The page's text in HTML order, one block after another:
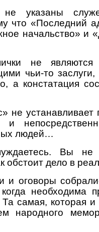
указаны
что «Последний
начальство» и
не являются
чьи-то
а констатация
не устанавливает
и
людей…
Вы
обстоит дело в
и оговоры
необходима
самая, которая
народного